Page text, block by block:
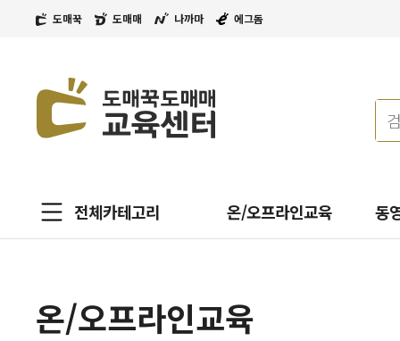
도매꾹 도매매 나까마 에그돔
전체카테고리 온/오프라인교육 동
온/오프라인교육